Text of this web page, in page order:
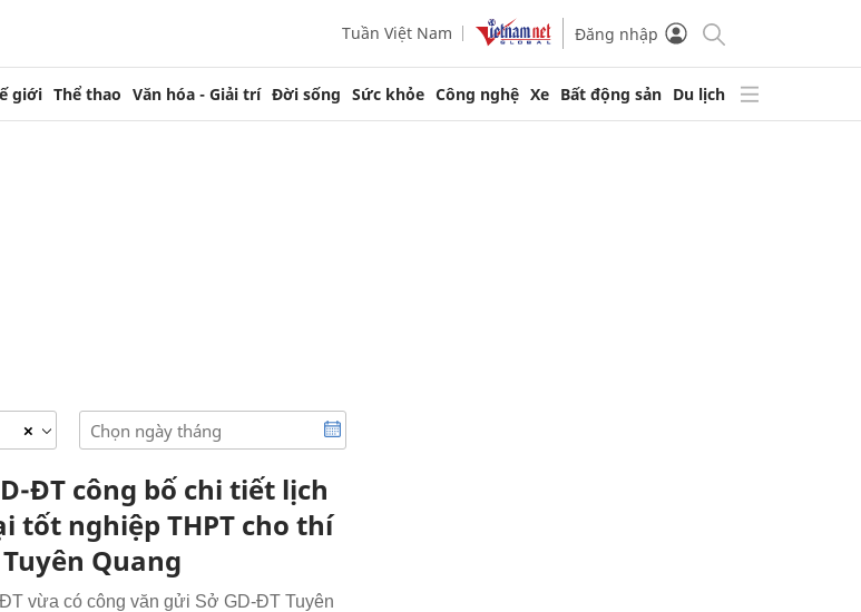
Tuần Việt Nam Đăng nhập
giới Thể thao Văn hóa - Giải trí Đời sống Sức khỏe Công nghệ Xe Bất động sản Du lịch
×
ĐT công bố chi tiết lịch
tốt nghiệp THPT cho thí
Quang
vừa có công văn gửi Sở GD-ĐT Tuyên